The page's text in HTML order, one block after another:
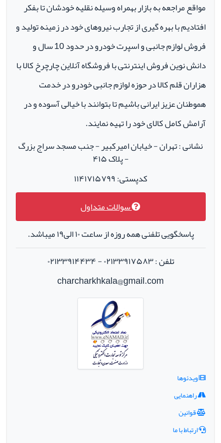
مواقع مراجعه به بازار بهمراه وسیله نقلیه خودشان تا بفکر
افتادیم با بهره گیری از تجارب نیروهای خود در زمینه تولید و
فروش لوازم جانبی و اسپرت خودرو در حدود 10 سال و
دانش نوین فروش اینترنتی با فروشگاه آنلاین چارچرخ کالا با
هزاران قلم کالا در حوزه لوازم جانبی خودرو در خدمت
هموطنان عزیز ایرانی باشیم تا بتوانند با خیالی آسوده و در
آرامش کامل کالای خود را تهیه نمایند.
نشانی : تهران - خیابان امیرکبیر - جنب مسجد سراج بزرگ
- پلاک ۴۱۵
کدپستی: ۱۱۴۱۷۱۵۷۹۹
سوالات متداول
پاسخگویی تلفنی همه روزه از ساعت ۱۰ الی۱۹ میباشد.
تلفن : ۰۲۱۳۳۹۱۷۵۸۳ - ۰۲۱۳۳۹۱۴۴۳۴
charcharkhkala@gmail.com
ویدئوها
راهنمایی
قوانین
ارتباط با ما